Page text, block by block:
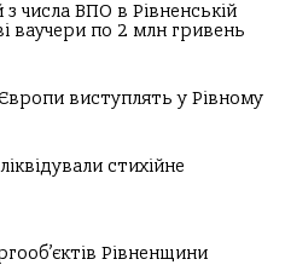
числа ВПО в Рівненській
ваучери по 2 млн гривень
виступлять у Рівному
стихійне
Рівненщини